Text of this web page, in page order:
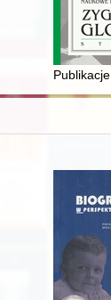
XXI w. =
z zakonami i